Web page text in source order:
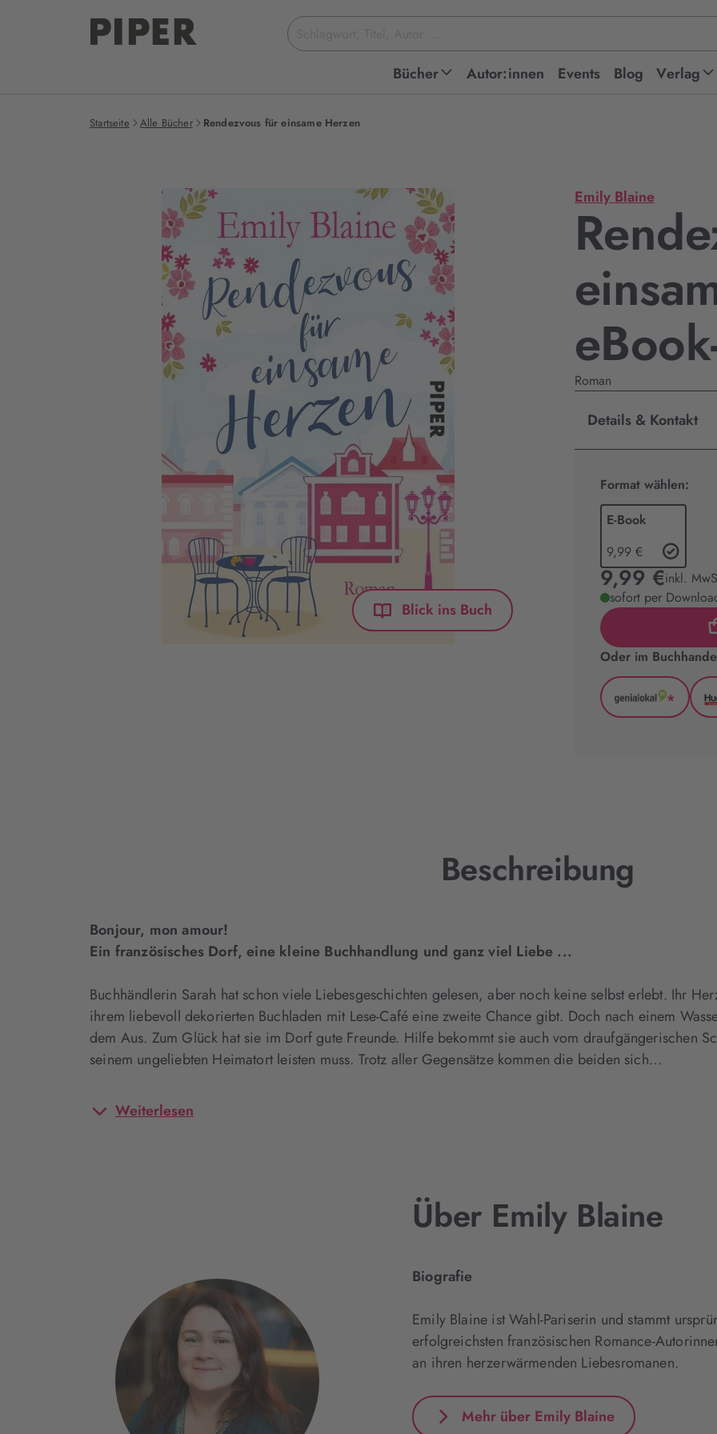
Suchbegriff
eingeben
Bücher Autor:innen Events Blog Verlag
Startseite Alle Bücher Rendezvous für einsame Herzen
Blick ins Buch
Emily Blaine
Roman
Details & Kontakt
Format wählen:
E-Book
9,99 €
9,99 €inkl.
sofort per
Oder im
*
Beschreibung
Bonjour, mon amour!
Ein französisches Dorf, eine kleine Buchhandlung und ganz viel Liebe ...
Buchhändlerin Sarah hat schon viele Liebesgeschichten gelesen, aber noch keine selbst erlebt. Ihr
ihrem liebevoll dekorierten Buchladen mit Lese-Café eine zweite Chance gibt. Doch nach einem
dem Aus. Zum Glück hat sie im Dorf gute Freunde. Hilfe bekommt sie auch vom draufgängerischen
seinem ungeliebten Heimatort leisten muss. Trotz aller Gegensätze kommen die beiden sich…
Weiterlesen
Über Emily Blaine
Biografie
Emily Blaine ist Wahl-Pariserin und stammt
erfolgreichsten französischen Romance-
an ihren herzerwärmenden Liebesromanen.
Mehr über Emily Blaine